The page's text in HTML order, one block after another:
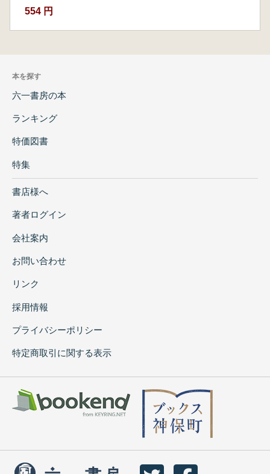
554 円
本を探す
六一書房の本
ランキング
特価図書
特集
書店様へ
著者ログイン
会社案内
お問い合わせ
リンク
採用情報
プライバシーポリシー
特定商取引に関する表示